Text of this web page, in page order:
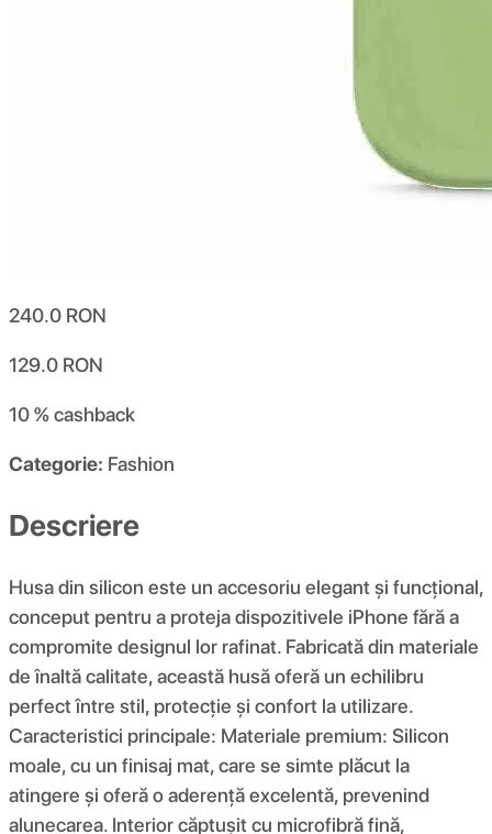
240.0 RON
129.0 RON
10 %cashback
Categorie: Fashion
Descriere
Husa din silicon este un accesoriu elegant și funcțional,
conceput pentru a proteja dispozitivele iPhone fără a
compromite designul lor rafinat. Fabricată din materiale
de înaltă calitate, această husă oferă un echilibru
perfect între stil, protecție și confort la utilizare.
Caracteristici principale: Materiale premium: Silicon
moale, cu un finisaj mat, care se simte plăcut la
atingere și oferă o aderență excelentă, prevenind
alunecarea. Interior căptușit cu microfibră fină,